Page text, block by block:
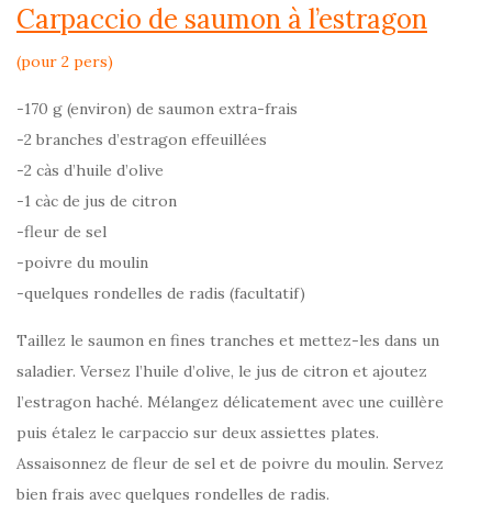
Carpaccio de saumon à l’estragon
(pour 2 pers)
-170 g (environ) de saumon extra-frais
-2 branches d’estragon effeuillées
-2 càs d’huile d’olive
-1 càc de jus de citron
-fleur de sel
-poivre du moulin
-quelques rondelles de radis (facultatif)
Taillez le saumon en fines tranches et mettez-les dans un
saladier. Versez l’huile d’olive, le jus de citron et ajoutez
l’estragon haché. Mélangez délicatement avec une cuillère
puis étalez le carpaccio sur deux assiettes plates.
Assaisonnez de fleur de sel et de poivre du moulin. Servez
bien frais avec quelques rondelles de radis.